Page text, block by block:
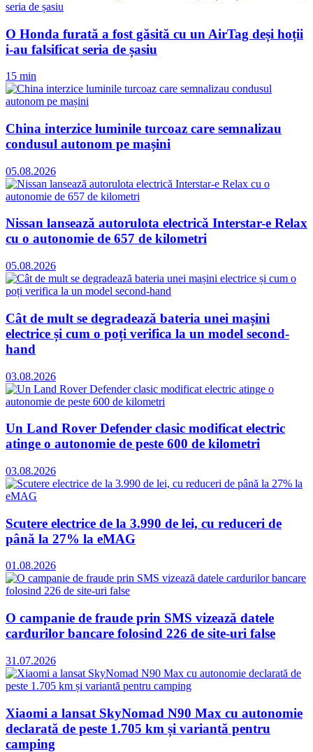
O Honda furată a fost găsită cu un AirTag deși hoții
i-au falsificat seria de șasiu
15 min
China interzice luminile turcoaz care semnalizau
condusul autonom pe mașini
05.08.2026
Nissan lansează autorulota electrică Interstar-e Relax
cu o autonomie de 657 de kilometri
05.08.2026
Cât de mult se degradează bateria unei mașini
electrice și cum o poți verifica la un model second-
hand
03.08.2026
Un Land Rover Defender clasic modificat electric
atinge o autonomie de peste 600 de kilometri
03.08.2026
Scutere electrice de la 3.990 de lei, cu reduceri de
până la 27% la eMAG
01.08.2026
O campanie de fraude prin SMS vizează datele
cardurilor bancare folosind 226 de site-uri false
31.07.2026
Xiaomi a lansat SkyNomad N90 Max cu autonomie
declarată de peste 1.705 km și variantă pentru
camping